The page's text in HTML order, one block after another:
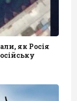
як Росія